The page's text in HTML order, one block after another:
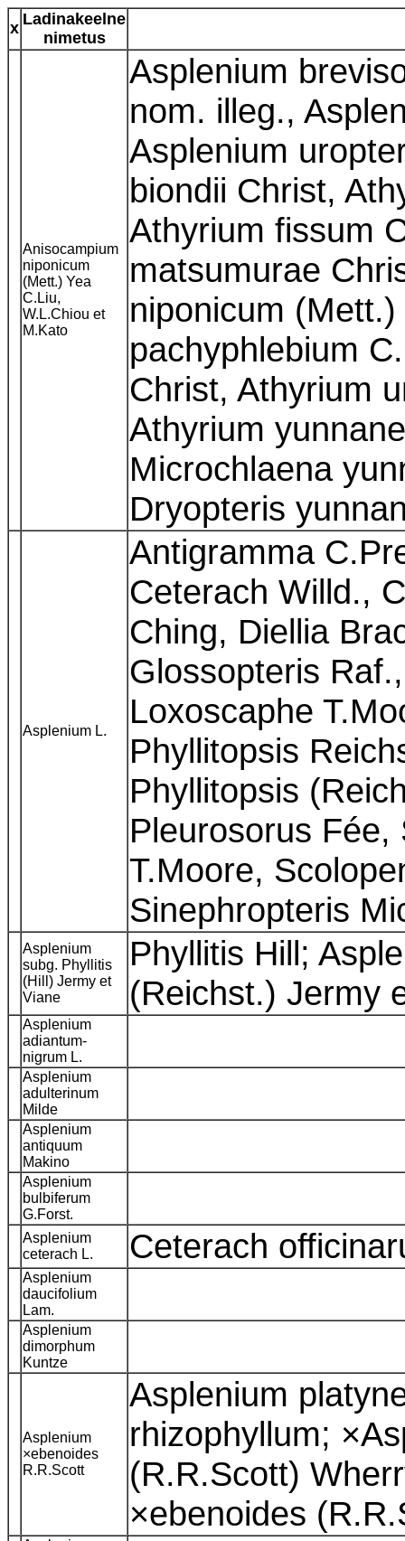
x Ladinakeelne
nimetus
Anisocampium
niponicum
(Mett.) Yea
C.Liu,
W.L.Chiou et
M.Kato
Asplenium
nom. illeg.,
Asplenium
biondii Christ,
Athyrium fissum
matsumurae
niponicum
pachyphlebium
Christ, Athyrium
Athyrium
Microchlaena
Dryopteris
Asplenium L.
Antigramma
Ceterach Willd.,
Ching, Diellia
Glossopteris
Loxoscaphe
Phyllitopsis
Phyllitopsis
Pleurosorus
T.Moore,
Sinephropteris
Asplenium
subg. Phyllitis
(Hill) Jermy et
Viane
Phyllitis Hill;
(Reichst.) Jermy
Asplenium
adiantum-
nigrum L.
Asplenium
adulterinum
Milde
Asplenium
antiquum
Makino
Asplenium
bulbiferum
G.Forst.
Asplenium
ceterach L.
Ceterach
Asplenium
daucifolium
Lam.
Asplenium
dimorphum
Kuntze
Asplenium
×ebenoides
R.R.Scott
Asplenium
rhizophyllum;
(R.R.Scott)
×ebenoides